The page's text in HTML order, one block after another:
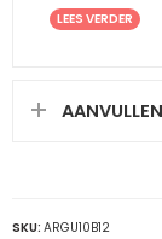
LEES VERDER
SKU: ARGU10B12